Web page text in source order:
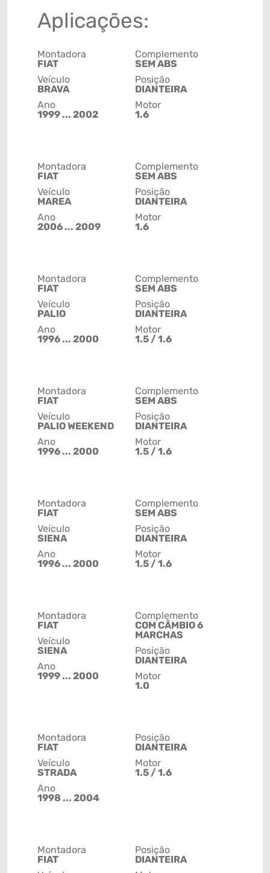
Aplicações:
Montadora
FIAT
Veículo
BRAVA
Ano
1999 ... 2002
Complemento
SEM ABS
Posição
DIANTEIRA
Motor
1.6
Montadora
FIAT
Veículo
MAREA
Ano
2006 ... 2009
Complemento
SEM ABS
Posição
DIANTEIRA
Motor
1.6
Montadora
FIAT
Veículo
PALIO
Ano
1996 ... 2000
Complemento
SEM ABS
Posição
DIANTEIRA
Motor
1.5 / 1.6
Montadora
FIAT
Veículo
PALIO WEEKEND
Ano
1996 ... 2000
Complemento
SEM ABS
Posição
DIANTEIRA
Motor
1.5 / 1.6
Montadora
FIAT
Veículo
SIENA
Ano
1996 ... 2000
Complemento
SEM ABS
Posição
DIANTEIRA
Motor
1.5 / 1.6
Montadora
FIAT
Veículo
SIENA
Ano
1999 ... 2000
Complemento
COM CÂMBIO 6
MARCHAS
Posição
DIANTEIRA
Motor
1.0
Montadora
FIAT
Veículo
STRADA
Ano
1998 ... 2004
Posição
DIANTEIRA
Motor
1.5 / 1.6
Montadora
FIAT
Posição
DIANTEIRA